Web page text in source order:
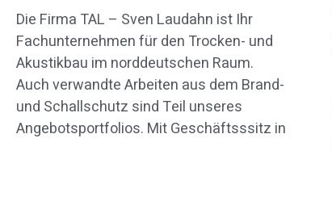
Die Firma TAL – Sven Laudahn ist Ihr
Fachunternehmen für den Trocken- und
Akustikbau im norddeutschen Raum.
Auch verwandte Arbeiten aus dem Brand-
und Schallschutz sind Teil unseres
Angebotsportfolios. Mit Geschäftsssitz in